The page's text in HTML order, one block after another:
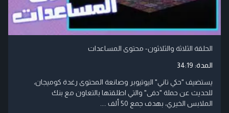
الحلقة الثلاثة والثلاثون- محتوى المساعدات
المدة: 34:19
يستضيف "حكي تاني" اليوتيوبر وصانعة المحتوى رغدة كوميجان،
للحديث عن حملة "دفى" والتي اطلقتها بالتعاون مع بنك
الملابس الخيري، بهدف جمع 50 ألف ....